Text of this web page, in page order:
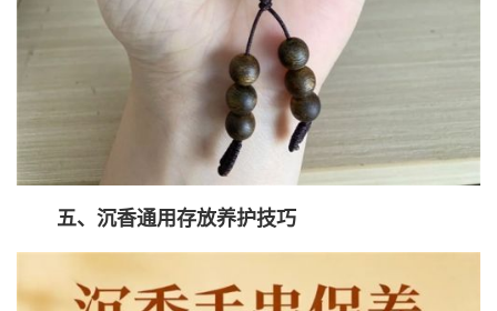
五、沉香通用存放养护技巧